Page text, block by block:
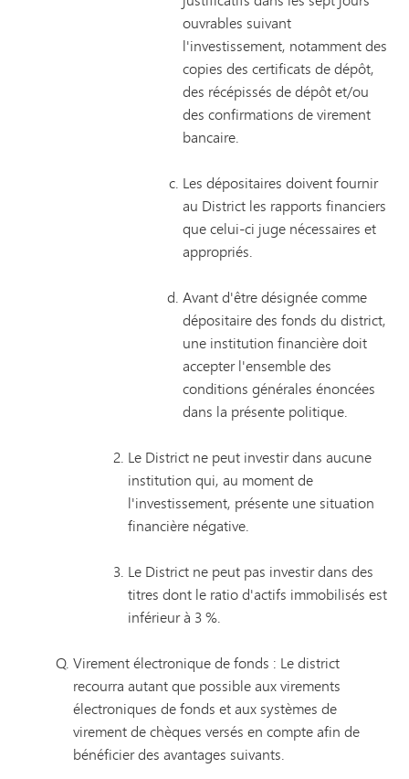
ouvrables suivant
l'investissement, notamment des
copies des certificats de dépôt,
des récépissés de dépôt et/ou
des confirmations de virement
bancaire.
Les dépositaires doivent fournir
au District les rapports financiers
que celui-ci juge nécessaires et
appropriés.
Avant d'être désignée comme
dépositaire des fonds du district,
une institution financière doit
accepter l'ensemble des
conditions générales énoncées
dans la présente politique.
Le District ne peut investir dans aucune
institution qui, au moment de
l'investissement, présente une situation
financière négative.
Le District ne peut pas investir dans des
titres dont le ratio d'actifs immobilisés est
inférieur à 3 %.
Virement électronique de fonds : Le district
recourra autant que possible aux virements
électroniques de fonds et aux systèmes de
virement de chèques versés en compte afin de
bénéficier des avantages suivants.